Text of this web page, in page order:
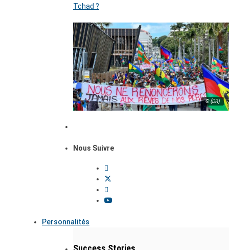
Tchad ?
© (DR)
Nous Suivre
Personnalités